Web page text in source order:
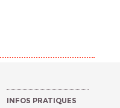
INFOS PRATIQUES